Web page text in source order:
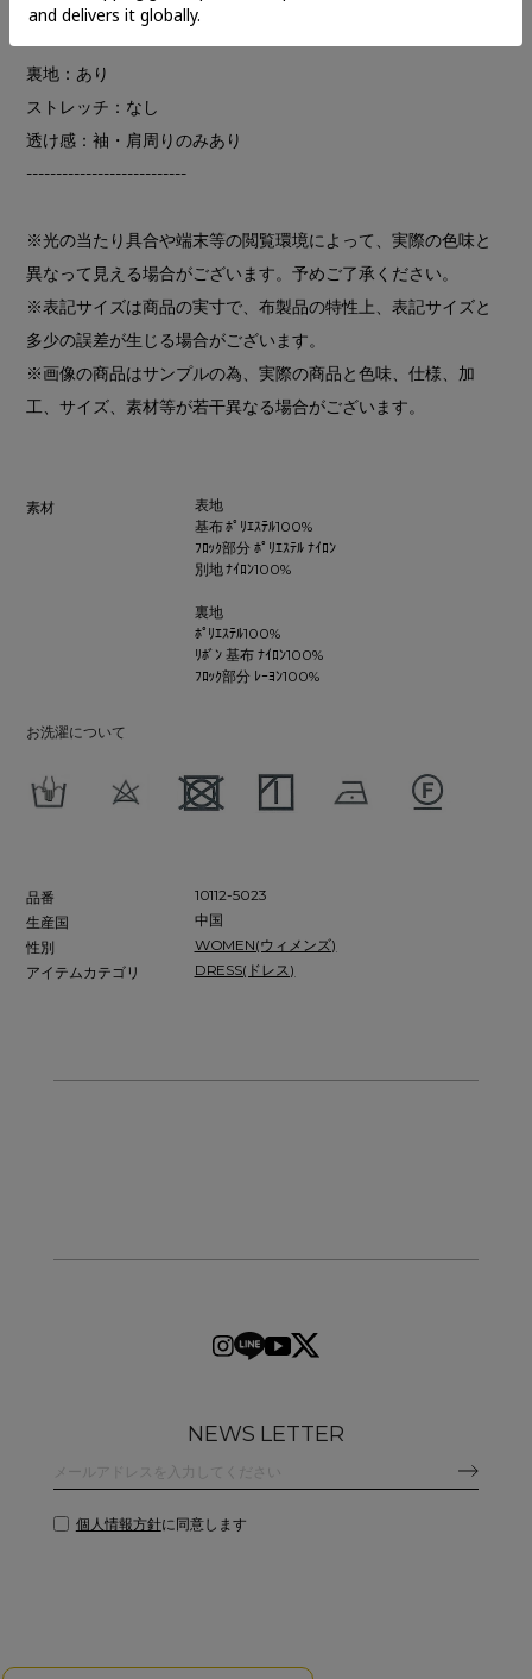
裏地：あり
ストレッチ：なし
透け感：袖・肩周りのみあり
---------------------------
※光の当たり具合や端末等の閲覧環境によって、実際の色味と
異なって見える場合がございます。予めご了承ください。
※表記サイズは商品の実寸で、布製品の特性上、表記サイズと
多少の誤差が生じる場合がございます。
※画像の商品はサンプルの為、実際の商品と色味、仕様、加
工、サイズ、素材等が若干異なる場合がございます。
素材
表地
基布 ﾎﾟﾘｴｽﾃﾙ100%
ﾌﾛｯｸ部分 ﾎﾟﾘｴｽﾃﾙ ﾅｲﾛﾝ
別地 ﾅｲﾛﾝ100%
裏地
ﾎﾟﾘｴｽﾃﾙ100%
ﾘﾎﾞﾝ 基布 ﾅｲﾛﾝ100%
ﾌﾛｯｸ部分 ﾚｰﾖﾝ100%
お洗濯について
品番
10112-5023
生産国
中国
性別
WOMEN(ウィメンズ)
アイテムカテゴリ
DRESS(ドレス)
NEWS LETTER
個人情報方針に同意します